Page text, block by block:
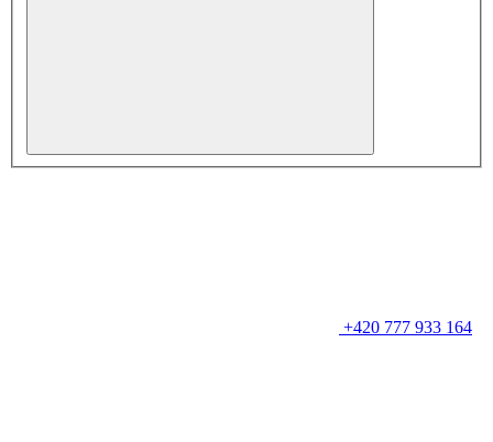
+420 777 933 164